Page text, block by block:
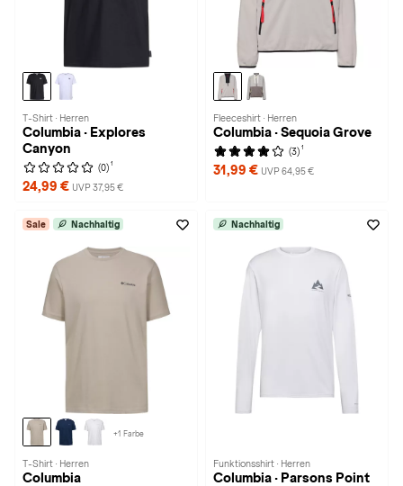
T-Shirt · Herren
Columbia · Explores
Canyon
(0) 1
24,99 € UVP 37,95 €
Fleeceshirt · Herren
Columbia · Sequoia Grove
(3) 1
31,99 € UVP 64,95 €
Sale Nachhaltig
+1 Farbe
T-Shirt · Herren
Columbia
Nachhaltig
Funktionsshirt · Herren
Columbia · Parsons Point